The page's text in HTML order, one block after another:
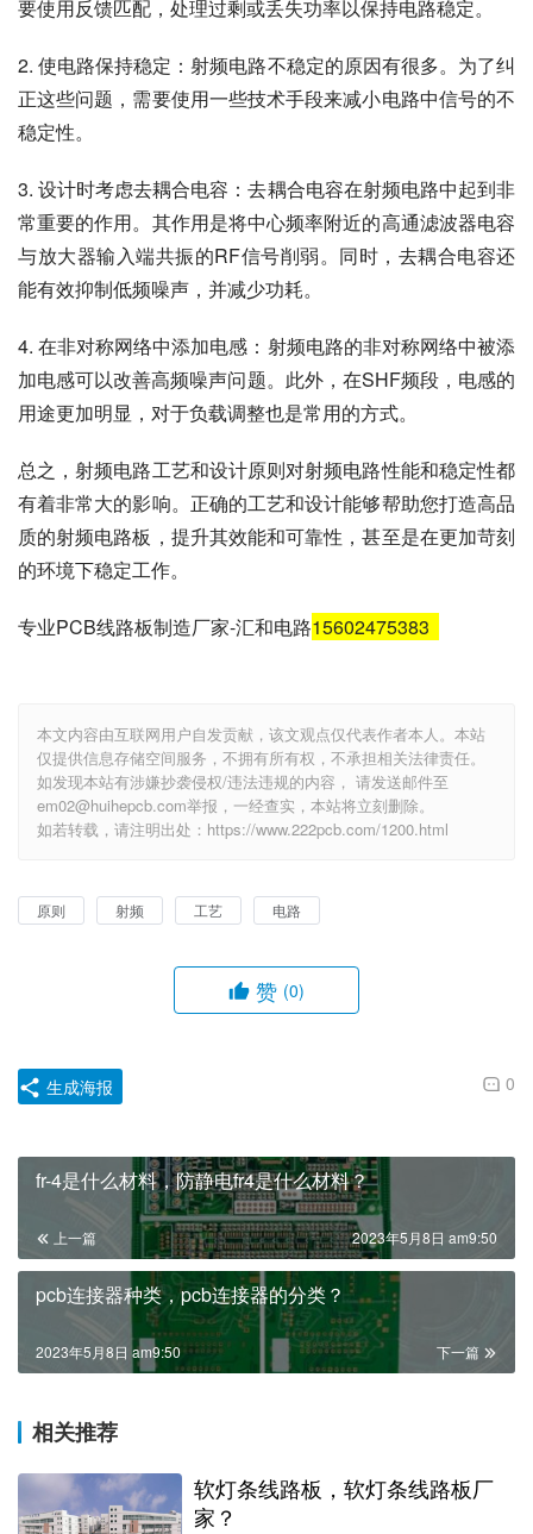
要使用反馈匹配，处理过剩或丢失功率以保持电路稳定。
2. 使电路保持稳定：射频电路不稳定的原因有很多。为了纠
正这些问题，需要使用一些技术手段来减小电路中信号的不
稳定性。
3. 设计时考虑去耦合电容：去耦合电容在射频电路中起到非
常重要的作用。其作用是将中心频率附近的高通滤波器电容
与放大器输入端共振的RF信号削弱。同时，去耦合电容还
能有效抑制低频噪声，并减少功耗。
4. 在非对称网络中添加电感：射频电路的非对称网络中被添
加电感可以改善高频噪声问题。此外，在SHF频段，电感的
用途更加明显，对于负载调整也是常用的方式。
总之，射频电路工艺和设计原则对射频电路性能和稳定性都
有着非常大的影响。正确的工艺和设计能够帮助您打造高品
质的射频电路板，提升其效能和可靠性，甚至是在更加苛刻
的环境下稳定工作。
专业PCB线路板制造厂家-汇和电路15602475383
本文内容由互联网用户自发贡献，该文观点仅代表作者本人。本站
仅提供信息存储空间服务，不拥有所有权，不承担相关法律责任。
如发现本站有涉嫌抄袭侵权/违法违规的内容， 请发送邮件至
em02@huihepcb.com举报，一经查实，本站将立刻删除。
如若转载，请注明出处：https://www.222pcb.com/1200.html
原则 射频 工艺 电路
赞 (0)
0
生成海报
fr-4是什么材料，防静电fr4是什么材料？
上一篇 2023年5月8日 am9:50
pcb连接器种类，pcb连接器的分类？
下一篇
2023年5月8日 am9:50
相关推荐
软灯条线路板，软灯条线路板厂
家？